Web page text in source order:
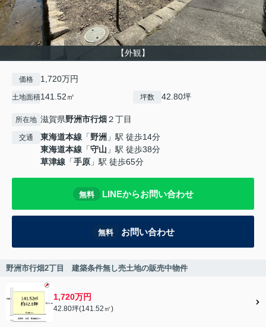
【外観】
価格 1,720万円
土地面積141.52㎡ 坪数 42.80坪
所在地 滋賀県野洲市行畑 ２丁目
交通 東海道本線 「野洲 」駅 徒歩14分
東海道本線 「守山 」駅 徒歩38分
草津線 「手原 」駅 徒歩65分
無料 LINEからお問い合わせ
無料 お問い合わせ
野洲市行畑2丁目 建築条件無し売土地の販売中物件
1,720万円
42.80坪(141.52㎡)